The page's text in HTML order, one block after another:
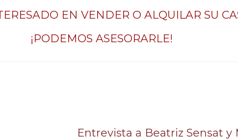
EN VENDER O ALQUILAR SU
¡PODEMOS ASESORARLE!
Entrevista a Beatriz Sensat y